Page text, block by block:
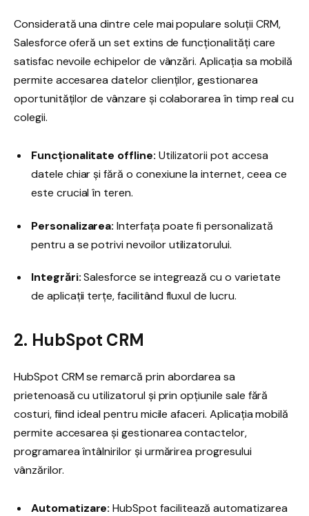
Considerată una dintre cele mai populare soluții CRM,
Salesforce oferă un set extins de funcționalități care
satisfac nevoile echipelor de vânzări. Aplicația sa mobilă
permite accesarea datelor clienților, gestionarea
oportunităților de vânzare și colaborarea în timp real cu
colegii.
Funcționalitate offline: Utilizatorii pot accesa
datele chiar și fără o conexiune la internet, ceea ce
este crucial în teren.
Personalizarea: Interfața poate fi personalizată
pentru a se potrivi nevoilor utilizatorului.
Integrări:Salesforce se integrează cu o varietate
de aplicații terțe, facilitând fluxul de lucru.
2. HubSpot CRM
HubSpot CRM se remarcă prin abordarea sa
prietenoasă cu utilizatorul și prin opțiunile sale fără
costuri, fiind ideal pentru micile afaceri. Aplicația mobilă
permite accesarea și gestionarea contactelor,
programarea întâlnirilor și urmărirea progresului
vânzărilor.
Automatizare: HubSpot facilitează automatizarea